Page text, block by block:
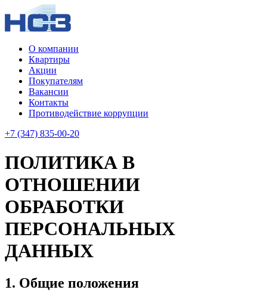
О компании
Квартиры
Акции
Покупателям
Вакансии
Контакты
Противодействие коррупции
+7 (347) 835-00-20
ПОЛИТИКА В
ОТНОШЕНИИ
ОБРАБОТКИ
ПЕРСОНАЛЬНЫХ
ДАННЫХ
1. Общие положения